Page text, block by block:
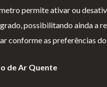
permite ativar ou
possibilitando ainda a
conforme as preferências
de Ar Quente